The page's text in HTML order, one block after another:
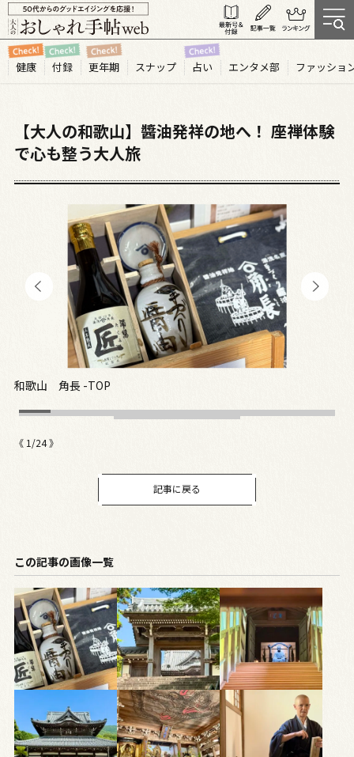
健康 付録 更年期 スナップ 占い エンタメ部 ファッショ
【大人の和歌山】醬油発祥の地へ！ 座禅体験
で心も整う大人旅
和歌山 角長 -TOP
《 1 /24》
記事に戻る
この記事の画像一覧